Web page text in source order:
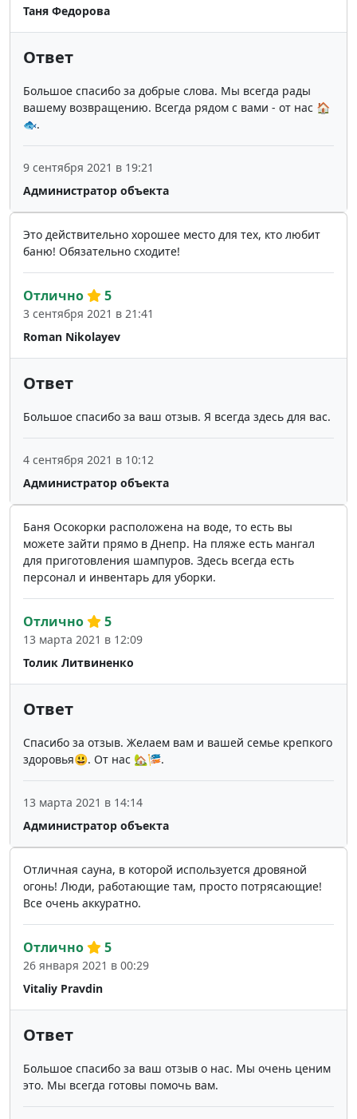
Таня Федорова
Ответ
Большое спасибо за добрые слова. Мы всегда рады
вашему возвращению. Всегда рядом с вами - от нас 🏠
🐟.
Администратор объекта
9 сентября 2021 в 19:21
Это действительно хорошее место для тех, кто любит
баню! Обязательно сходите!
Roman Nikolayev
Отлично 5
3 сентября 2021 в 21:41
Ответ
Большое спасибо за ваш отзыв. Я всегда здесь для вас.
Администратор объекта
4 сентября 2021 в 10:12
Баня Осокорки расположена на воде, то есть вы
можете зайти прямо в Днепр. На пляже есть мангал
для приготовления шампуров. Здесь всегда есть
персонал и инвентарь для уборки.
Толик Литвиненко
Отлично 5
13 марта 2021 в 12:09
Ответ
Спасибо за отзыв. Желаем вам и вашей семье крепкого
здоровья😃. От нас 🏡🎏.
Администратор объекта
13 марта 2021 в 14:14
Отличная сауна, в которой используется дровяной
огонь! Люди, работающие там, просто потрясающие!
Все очень аккуратно.
Vitaliy Pravdin
Отлично 5
26 января 2021 в 00:29
Ответ
Большое спасибо за ваш отзыв о нас. Мы очень ценим
это. Мы всегда готовы помочь вам.